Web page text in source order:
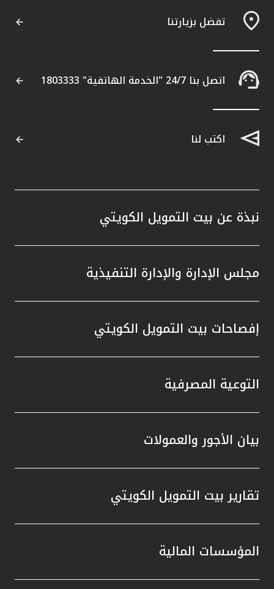
تفضل بزيارتنا
اتصل بنا 24/7 "الخدمة الهاتفية" 1803333
اكتب لنا
نبذة عن بيت التمويل الكويتي
مجلس الإدارة والإدارة التنفيذية
إفصاحات بيت التمويل الكويتي
التوعية المصرفية
بيان الأجور والعمولات
تقارير بيت التمويل الكويتي
المؤسسات المالية